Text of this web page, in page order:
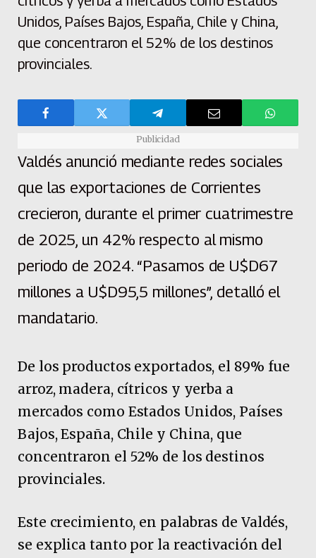
Unidos, Países Bajos, España, Chile y China,
que concentraron el 52% de los destinos
provinciales.
Publicidad
Valdés anunció mediante redes sociales
que las exportaciones de Corrientes
crecieron, durante el primer cuatrimestre
de 2025, un 42% respecto al mismo
periodo de 2024. “Pasamos de U$D67
millones a U$D95,5 millones”, detalló el
mandatario.
De los productos exportados, el 89% fue
arroz, madera, cítricos y yerba a
mercados como Estados Unidos, Países
Bajos, España, Chile y China, que
concentraron el 52% de los destinos
provinciales.
Este crecimiento, en palabras de Valdés,
se explica tanto por la reactivación del